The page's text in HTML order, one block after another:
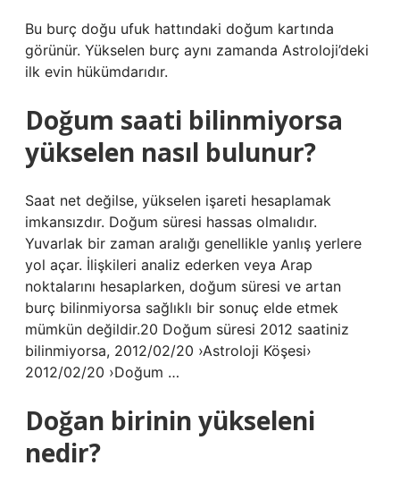
Bu burç doğu ufuk hattındaki doğum kartında
görünür. Yükselen burç aynı zamanda Astroloji’deki
ilk evin hükümdarıdır.
Doğum saati bilinmiyorsa
yükselen nasıl bulunur?
Saat net değilse, yükselen işareti hesaplamak
imkansızdır. Doğum süresi hassas olmalıdır.
Yuvarlak bir zaman aralığı genellikle yanlış yerlere
yol açar. İlişkileri analiz ederken veya Arap
noktalarını hesaplarken, doğum süresi ve artan
burç bilinmiyorsa sağlıklı bir sonuç elde etmek
mümkün değildir.20 Doğum süresi 2012 saatiniz
bilinmiyorsa, 2012/02/20 ›Astroloji Köşesi›
2012/02/20 ›Doğum …
Doğan birinin yükseleni
nedir?